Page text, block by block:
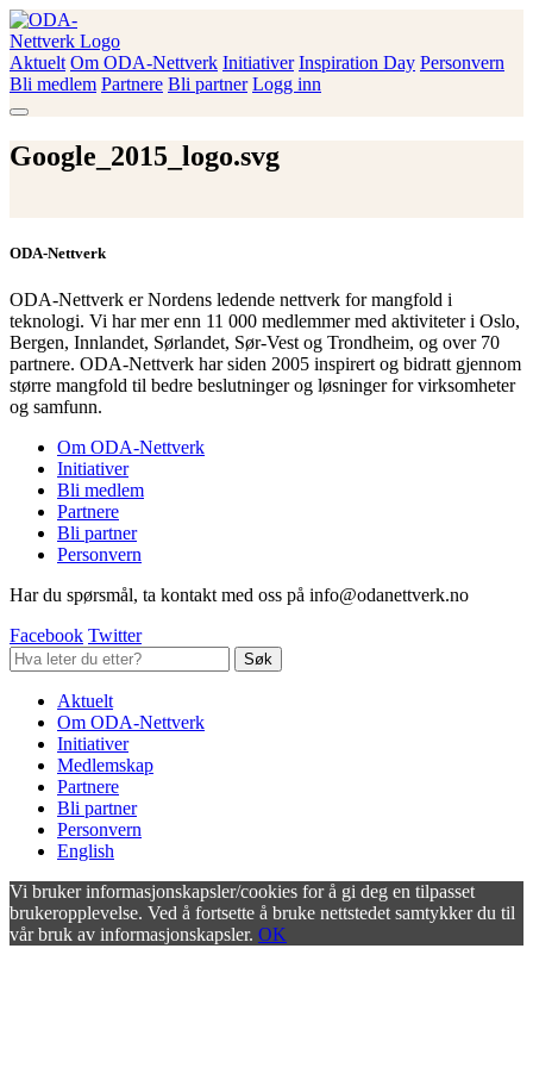
Skip
to
content
ODA-Nettverk
Aktuelt Om ODA-Nettverk Initiativer Inspiration Day Personvern
Bli medlem Partnere Bli partner Logg inn
Google_2015_logo.svg
ODA-Nettverk
ODA-Nettverk er Nordens ledende nettverk for mangfold i
teknologi. Vi har mer enn 11 000 medlemmer med aktiviteter i Oslo,
Bergen, Innlandet, Sørlandet, Sør-Vest og Trondheim, og over 70
partnere. ODA-Nettverk har siden 2005 inspirert og bidratt gjennom
større mangfold til bedre beslutninger og løsninger for virksomheter
og samfunn.
Om ODA-Nettverk
Initiativer
Bli medlem
Partnere
Bli partner
Personvern
Har du spørsmål, ta kontakt med oss på info@odanettverk.no
Facebook Twitter
Aktuelt
Om ODA-Nettverk
Initiativer
Medlemskap
Partnere
Bli partner
Personvern
English
Vi bruker informasjonskapsler/cookies for å gi deg en tilpasset
brukeropplevelse. Ved å fortsette å bruke nettstedet samtykker du til
vår bruk av informasjonskapsler. OK